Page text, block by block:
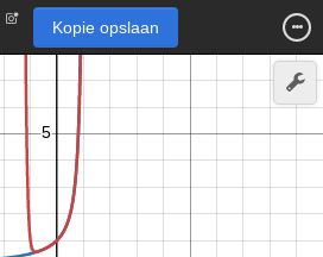
Kopie opslaan